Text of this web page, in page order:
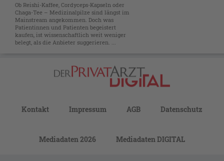
Ob Reishi-Kaffee, Cordyceps-Kapseln oder
Chaga-Tee – Medizinalpilze sind längst im
Mainstream angekommen. Doch was
Patientinnen und Patienten begeistert
kaufen, ist wissenschaftlich weit weniger
belegt, als die Anbieter suggerieren. ...
Kontakt Impressum AGB Datenschutz
Mediadaten 2026 Mediadaten DIGITAL